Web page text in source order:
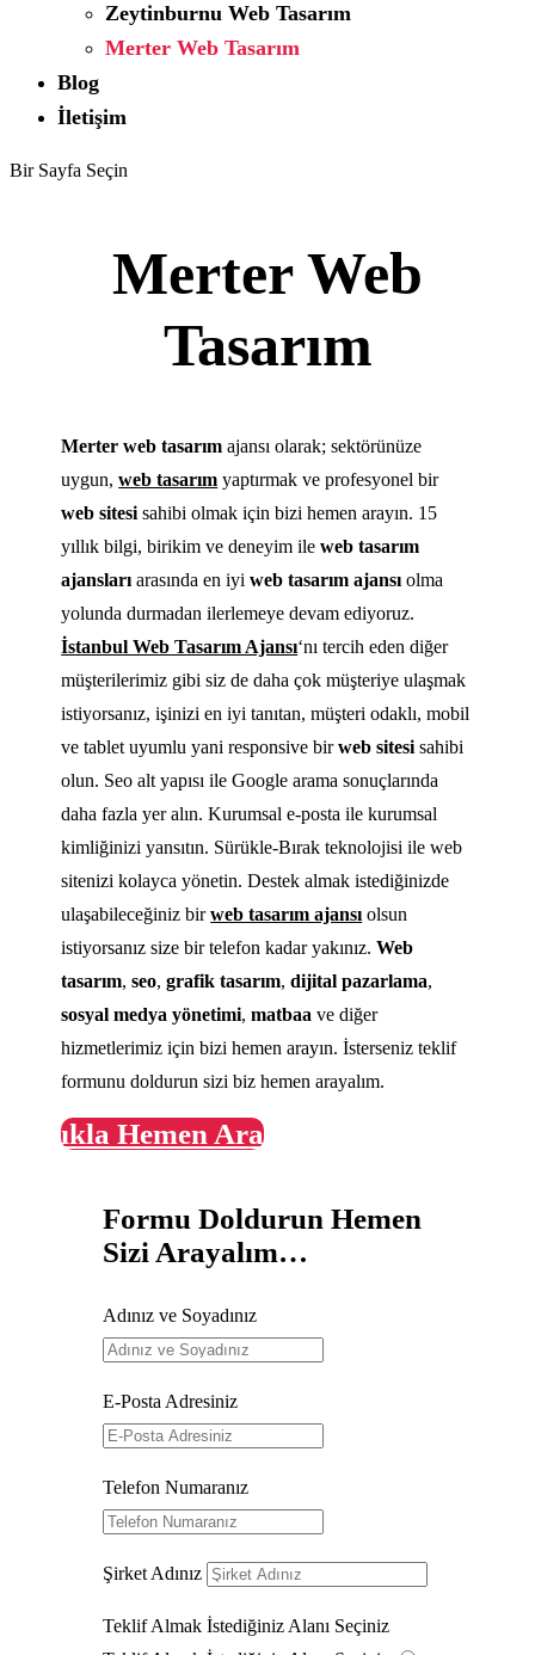
Zeytinburnu Web Tasarım
Merter Web Tasarım
Blog
İletişim
Bir Sayfa Seçin
Merter Web
Tasarım
Merter web tasarım ajansı olarak; sektörünüze
uygun,web tasarım yaptırmak ve profesyonel bir
web sitesi sahibi olmak için bizi hemen arayın. 15
yıllık bilgi, birikim ve deneyim ile web tasarım
ajansları arasında en iyiweb tasarım ajansı olma
yolunda durmadan ilerlemeye devam ediyoruz.
İstanbul Web Tasarım Ajansı‘nı tercih eden diğer
müşterilerimiz gibi siz de daha çok müşteriye ulaşmak
istiyorsanız, işinizi en iyi tanıtan, müşteri odaklı, mobil
ve tablet uyumlu yani responsive birweb sitesi sahibi
olun. Seo alt yapısı ile Google arama sonuçlarında
daha fazla yer alın. Kurumsal e-posta ile kurumsal
kimliğinizi yansıtın. Sürükle-Bırak teknolojisi ile web
sitenizi kolayca yönetin. Destek almak istediğinizde
ulaşabileceğiniz birweb tasarım ajansı olsun
istiyorsanız size bir telefon kadar yakınız.Web
tasarım,seo,grafik tasarım,dijital pazarlama,
sosyal medya yönetimi,matbaa ve diğer
hizmetlerimiz için bizi hemen arayın. İsterseniz teklif
formunu doldurun sizi biz hemen arayalım.
Tıkla Hemen Ara
Formu Doldurun Hemen
Sizi Arayalım…
Adınız ve Soyadınız
E-Posta Adresiniz
Telefon Numaranız
Şirket Adınız
Teklif Almak İstediğiniz Alanı Seçiniz